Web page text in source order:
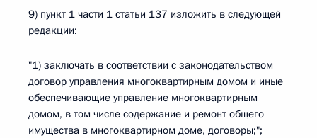
9) пункт 1 части 1 статьи 137 изложить в следующей
редакции:
"1) заключать в соответствии с законодательством
договор управления многоквартирным домом и иные
обеспечивающие управление многоквартирным
домом, в том числе содержание и ремонт общего
имущества в многоквартирном доме, договоры;";